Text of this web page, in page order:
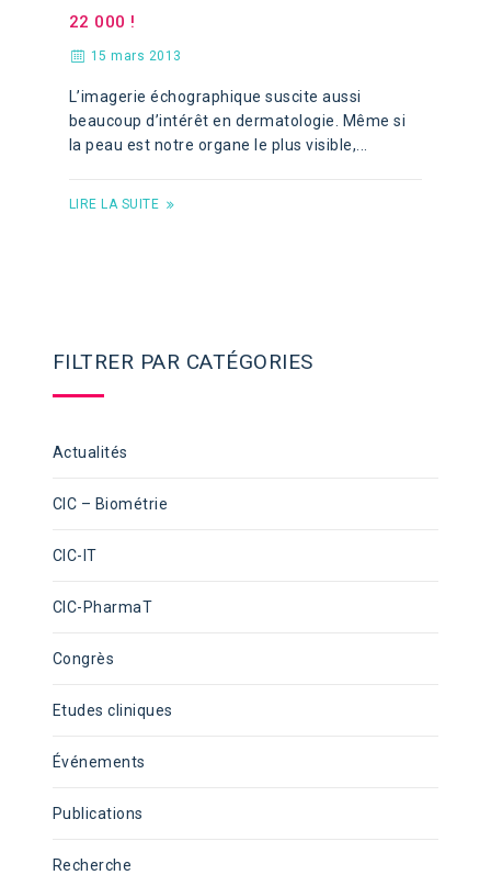
22 000 !
15 mars 2013
L’imagerie échographique suscite aussi
beaucoup d’intérêt en dermatologie. Même si
la peau est notre organe le plus visible,...
LIRE LA SUITE
FILTRER PAR CATÉGORIES
Actualités
CIC – Biométrie
CIC-IT
CIC-PharmaT
Congrès
Etudes cliniques
Événements
Publications
Recherche